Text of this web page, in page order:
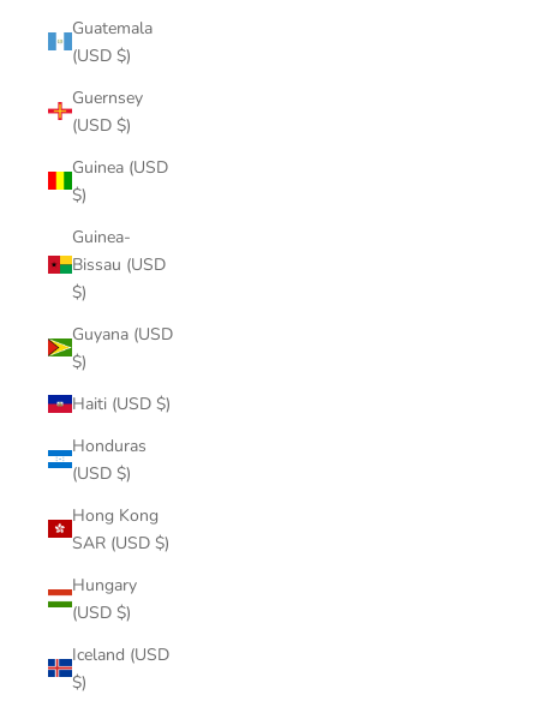
Guatemala
(USD $)
Guernsey
(USD $)
Guinea (USD
$)
Guinea-
Bissau (USD
$)
Guyana (USD
$)
Haiti (USD $)
Honduras
(USD $)
Hong Kong
SAR (USD $)
Hungary
(USD $)
Iceland (USD
$)